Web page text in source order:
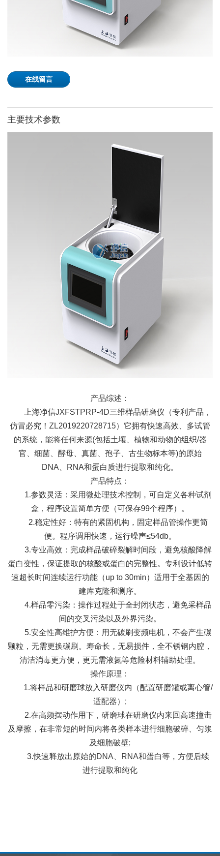
在线留言
主要技术参数
产品综述：
上海净信JXFSTPRP-4D三维样品研磨仪（专利产品，
仿冒必究！ZL2019220728715）它拥有快速高效、多试管
的系统，能将任何来源(包括土壤、植物和动物的组织/器
官、细菌、酵母、真菌、孢子、古生物标本等)的原始
DNA、RNA和蛋白质进行提取和纯化。
产品特点：
1.参数灵活： 采用微处理技术控制，可自定义各种试剂
盒，程序设置简单方便（可保存99个程序）。
2.稳定性好： 特有的紧固机构，固定样品管操作更简
便。程序调用快速，运行噪声≤54db。
3.专业高效： 完成样品破碎裂解时间段，避免核酸降解
蛋白变性，保证提取的核酸或蛋白的完整性。专利设计低转
速超长时间连续运行功能（up to 30min）适用于全基因的
建库克隆和测序。
4.样品零污染： 操作过程处于全封闭状态，避免采样品
间的交叉污染以及外界污染。
5.安全性高维护方便： 用无碳刷变频电机，不会产生碳
颗粒，无需更换碳刷。寿命长，无易损件，全不锈钢内腔，
清洁消毒更方便，更无需液氮等危险材料辅助处理。
操作原理：
1.将样品和研磨球放入研磨仪内（配置研磨罐或离心管/
适配器）;
2.在高频摆动作用下，研磨球在研磨仪内来回高速撞击
及摩擦，在非常短的时间内将各类样本进行细胞破碎、匀浆
及细胞破壁;
3.快速释放出原始的DNA、RNA和蛋白等，方便后续
进行提取和纯化